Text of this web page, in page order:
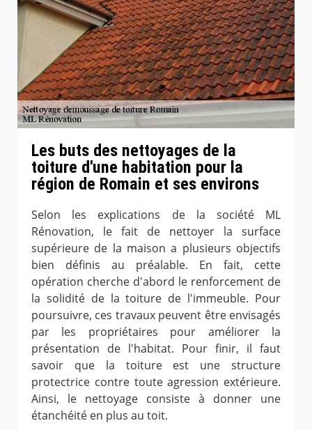
Les buts des nettoyages de la
toiture d'une habitation pour la
région de Romain et ses environs
Selon les explications de la société ML
Rénovation, le fait de nettoyer la surface
supérieure de la maison a plusieurs objectifs
bien définis au préalable. En fait, cette
opération cherche d'abord le renforcement de
la solidité de la toiture de l'immeuble. Pour
poursuivre, ces travaux peuvent être envisagés
par les propriétaires pour améliorer la
présentation de l'habitat. Pour finir, il faut
savoir que la toiture est une structure
protectrice contre toute agression extérieure.
Ainsi, le nettoyage consiste à donner une
étanchéité en plus au toit.